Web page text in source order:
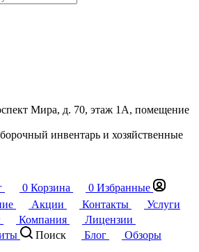
Мира, д. 70, этаж 1А, помещение
инвентарь и хозяйственные
0 Корзина 0 Избранные
Акции Контакты
Услуги
Компания
Лицензии
Поиск Блог Обзоры